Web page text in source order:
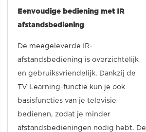
Eenvoudige bediening met IR
afstandsbediening
De meegeleverde IR-
afstandsbediening is overzichtelijk
en gebruiksvriendelijk. Dankzij de
TV Learning-functie kun je ook
basisfuncties van je televisie
bedienen, zodat je minder
afstandsbedieningen nodig hebt. De